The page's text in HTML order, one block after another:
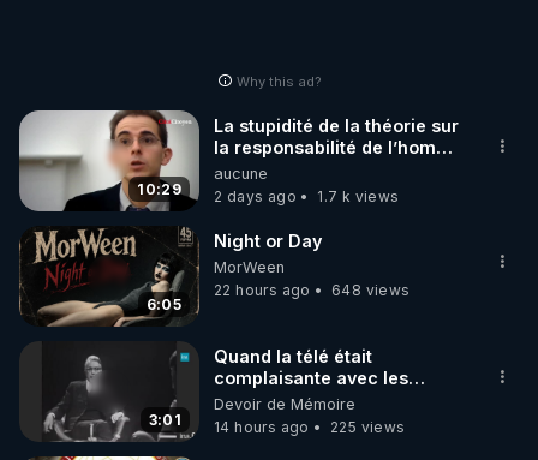
Why this ad?
10:29
La stupidité de la théorie sur
la responsabilité de l’homme
concernant le dioxyde de
carbone.
aucune
2 days ago
1.7 k views
6:05
Night or Day
MorWeen
22 hours ago
648 views
3:01
Quand la télé était
complaisante avec les
pédophiles
Devoir de Mémoire
14 hours ago
225 views